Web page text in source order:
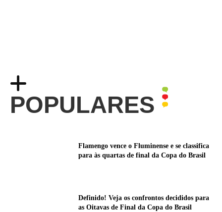
POPULARES
Flamengo vence o Fluminense e se classifica
para às quartas de final da Copa do Brasil
Definido! Veja os confrontos decididos para
as Oitavas de Final da Copa do Brasil